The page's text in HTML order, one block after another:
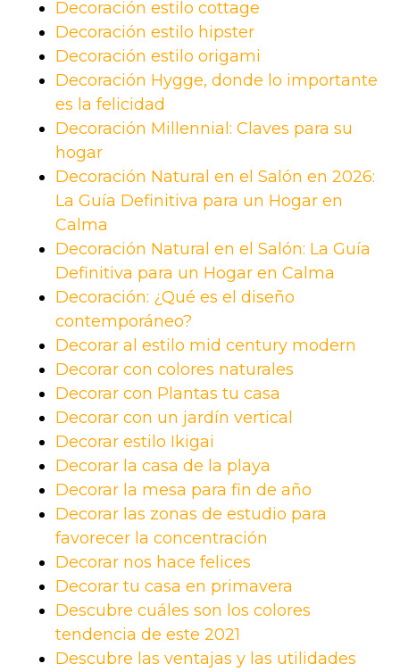
Decoración estilo cottage
Decoración estilo hipster
Decoración estilo origami
Decoración Hygge, donde lo importante
es la felicidad
Decoración Millennial: Claves para su
hogar
Decoración Natural en el Salón en 2026:
La Guía Definitiva para un Hogar en
Calma
Decoración Natural en el Salón: La Guía
Definitiva para un Hogar en Calma
Decoración: ¿Qué es el diseño
contemporáneo?
Decorar al estilo mid century modern
Decorar con colores naturales
Decorar con Plantas tu casa
Decorar con un jardín vertical
Decorar estilo Ikigai
Decorar la casa de la playa
Decorar la mesa para fin de año
Decorar las zonas de estudio para
favorecer la concentración
Decorar nos hace felices
Decorar tu casa en primavera
Descubre cuáles son los colores
tendencia de este 2021
Descubre las ventajas y las utilidades